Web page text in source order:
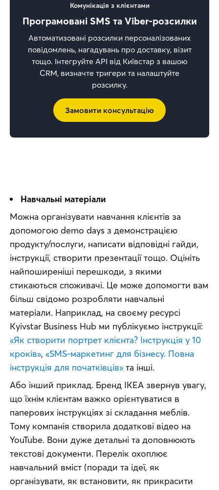
Комунікація з клієнтами
Програмовані SMS та Viber-розсилки
Автоматизовані розсилки персоналізованих
повідомлень, нагадувань про доставку, візит
тощо. Інтегруйте АРІ від Київстар з вашою
CRM, визначте тригери та налаштуйте
розсилку.
Замовити консультацію
Навчальні матеріали
Можна організувати навчання клієнтів за
допомогою demo days з демонстрацією
продукту/послуги, написати відповідні гайди,
інструкції, створити презентації тощо. Оцініть
найпоширеніші перешкоди, з якими
стикаються споживачі. Це може допомогти вам
більш свідомо розробляти навчальні
матеріали. Наприклад, на своєму ресурсі
«Як створити портрет клієнта? Інструкція у 10
кроків», «SMS-маркетинг для бізнесу. Повна
інструкція для початківців» та інші.
Або інший приклад. Бренд IKEA звернув увагу,
що їхнім клієнтам важко орієнтуватися в
паперових інструкціях зі складання меблів.
Тому компанія створила додаткові відео на
YouTube. Вони дуже детальні та доповнюють
текстові документи. Перелік охоплює
навчальний вміст (поради та ідеї, як
організувати, як встановити, як прикрасити